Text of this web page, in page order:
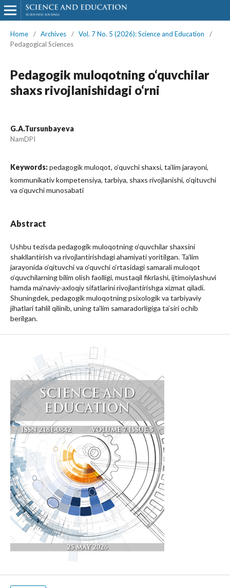
Home / Archives / Vol. 7 No. 5 (2026): Science and Education
/
Pedagogical Sciences
Pedagogik muloqotning o‘quvchilar
shaxs rivojlanishidagi o‘rni
G.A.Tursunbayeva
NamDPI
Keywords:pedagogik muloqot, o‘quvchi shaxsi, ta’lim jarayoni,
kommunikativ kompetensiya, tarbiya, shaxs rivojlanishi, o‘qituvchi
va o‘quvchi munosabati
Abstract
Ushbu tezisda pedagogik muloqotning o‘quvchilar shaxsini
shakllantirish va rivojlantirishdagi ahamiyati yoritilgan. Ta’lim
jarayonida o‘qituvchi va o‘quvchi o‘rtasidagi samarali muloqot
o‘quvchilarning bilim olish faolligi, mustaqil fikrlashi, ijtimoiylashuvi
hamda ma’naviy-axloqiy sifatlarini rivojlantirishga xizmat qiladi.
Shuningdek, pedagogik muloqotning psixologik va tarbiyaviy
jihatlari tahlil qilinib, uning ta’lim samaradorligiga ta’siri ochib
berilgan.